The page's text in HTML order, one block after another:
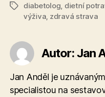
Štítkydiabetolog, dietní
výživa, zdravá strava
Autor: Jan
Jan Anděl je
specialistou na